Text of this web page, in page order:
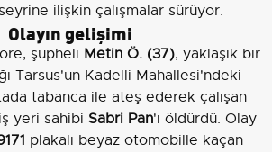
ilişkin çalışmalar sürüyor.
Olayın gelişimi
şüpheli Metin Ö. (37), yaklaşık bir
Tarsus'un Kadelli Mahallesi'ndeki
tabanca ile ateş ederek çalışan
yeri sahibi Sabri Pan'ı öldürdü. Olay
plakalı beyaz otomobille kaçan